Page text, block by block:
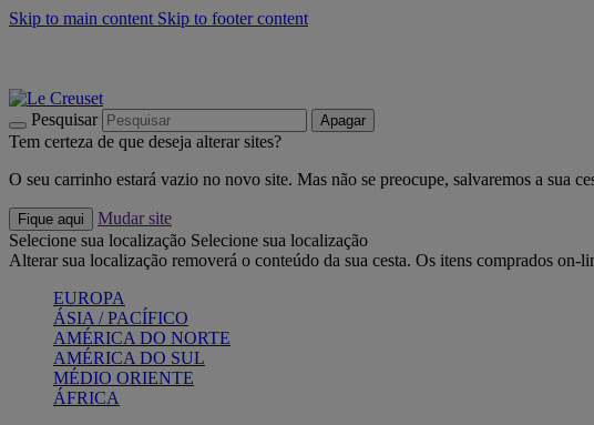
Skip to main content Skip to footer content
Pesquisar Apagar
Tem certeza de que deseja alterar sites?
O seu carrinho estará vazio no novo site. Mas não se preocupe, salvaremos a sua
Fique aqui
Mudar site
Selecione sua localização Selecione sua localização
Alterar sua localização removerá o conteúdo da sua cesta. Os itens comprados on-
EUROPA
ÁSIA / PACÍFICO
AMÉRICA DO NORTE
AMÉRICA DO SUL
MÉDIO ORIENTE
ÁFRICA